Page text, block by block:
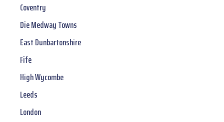
Coventry
Die Medway Towns
East Dunbartonshire
Fife
High Wycombe
Leeds
London